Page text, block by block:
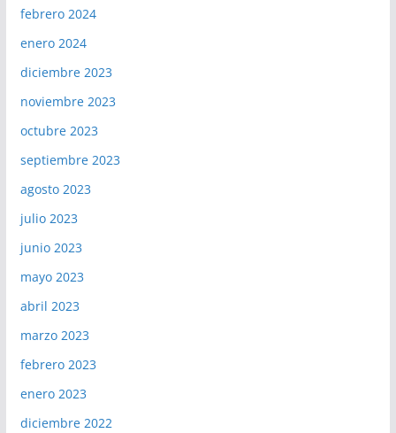
febrero 2024
enero 2024
diciembre 2023
noviembre 2023
octubre 2023
septiembre 2023
agosto 2023
julio 2023
junio 2023
mayo 2023
abril 2023
marzo 2023
febrero 2023
enero 2023
diciembre 2022